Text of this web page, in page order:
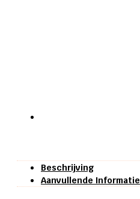
Beschrijving
Aanvullende Informatie